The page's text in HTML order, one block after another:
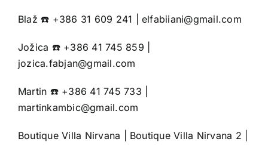
Blaž ☎️ +386 31 609 241 | elfabiiani@gmail.com
Jožica ☎️ +386 41 745 859 |
jozica.fabjan@gmail.com
Martin ☎️ +386 41 745 733 |
martinkambic@gmail.com
Boutique Villa Nirvana Boutique Villa Nirvana 2